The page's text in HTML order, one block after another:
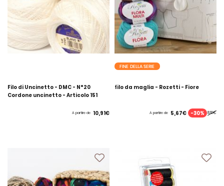
Filo di Uncinetto - DMC - N°20
Cordone uncinetto - Articolo 151
A partire de 10,91€
FINE DELLA SERIE
filo da maglia - Rozetti - Fiore
8,10€
A partire de 5,67€ -30%